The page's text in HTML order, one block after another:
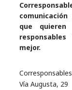
que
mejor.
Vía Augusta, 29